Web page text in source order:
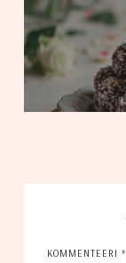
KOMMENTEERI *